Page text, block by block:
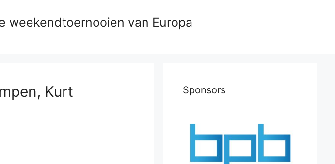
weekendtoernooien van Europa
Kurt Sponsors